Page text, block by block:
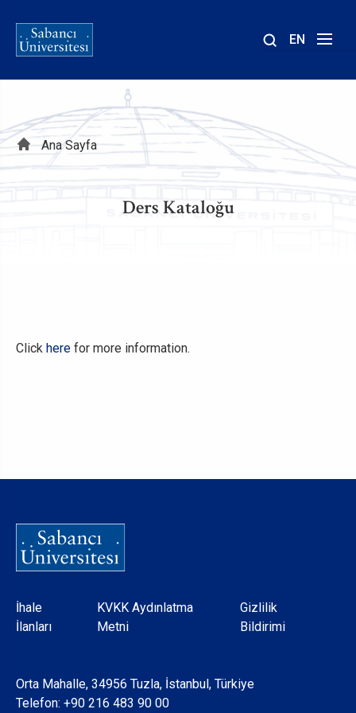
EN
Sayfa
yolu
Ana Sayfa
Ders Kataloğu
Click here for more information.
Dipnot
İhale
İlanları
KVKK Aydınlatma
Metni
Gizlilik
Bildirimi
Orta Mahalle, 34956 Tuzla, İstanbul, Türkiye
Telefon: +90 216 483 90 00